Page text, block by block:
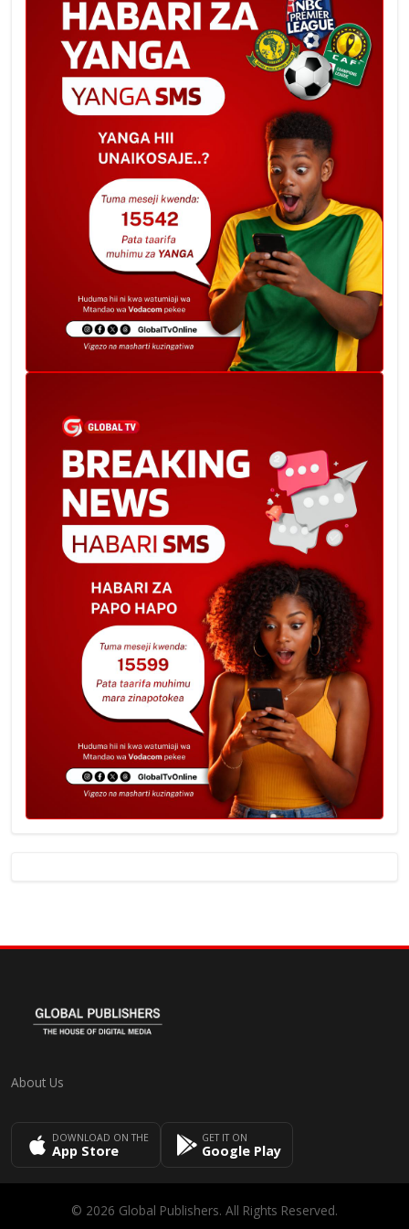
About Us
DOWNLOAD ON THE
App Store
GET IT ON
Google Play
© 2026 Global Publishers. All Rights Reserved.